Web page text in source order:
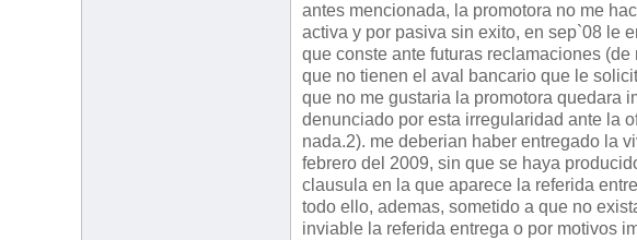
antes mencionada, la promotora no me
activa y por pasiva sin exito, en sep`08 le
que conste ante futuras reclamaciones
que no tienen el aval bancario que le
que no me gustaria la promotora quedara
denunciado por esta irregularidad ante la
nada.2). me deberian haber entregado la
febrero del 2009, sin que se haya
clausula en la que aparece la referida
todo ello, ademas, sometido a que no
inviable la referida entrega o por motivos